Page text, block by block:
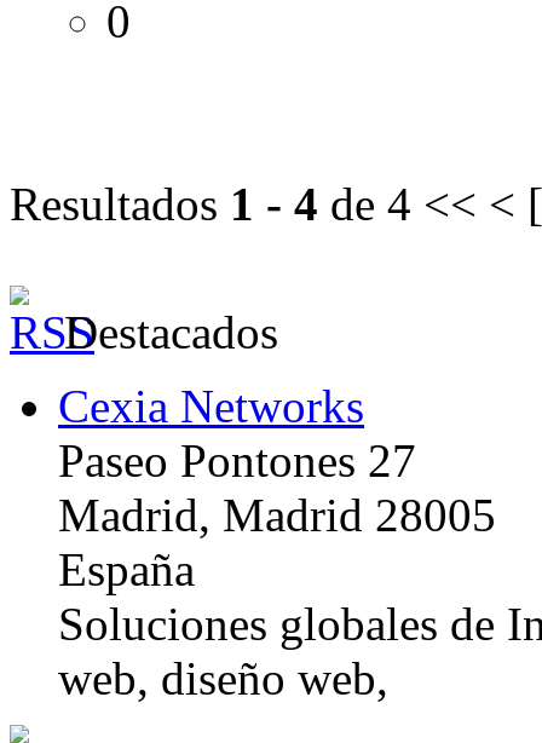
0
Resultados 1 - 4 de 4 << < [
Destacados
Cexia Networks
Paseo Pontones 27
Madrid, Madrid 28005
España
Soluciones globales de
web, diseño web,